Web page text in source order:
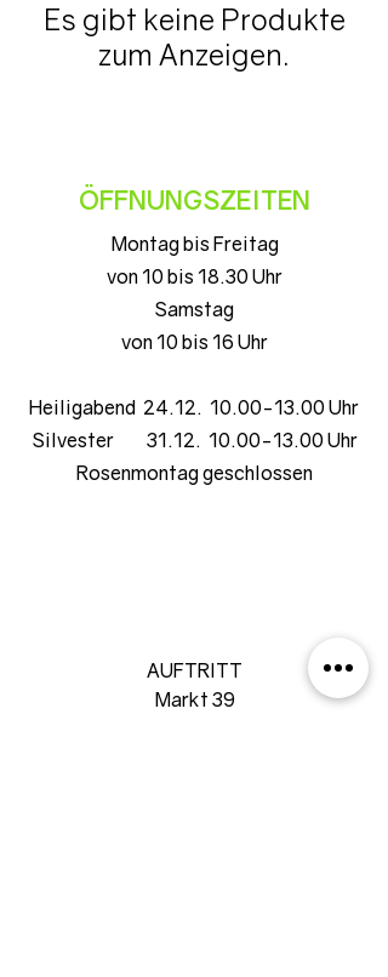
Es gibt keine Produkte
zum Anzeigen.
ÖFFNUNGSZEITEN
Montag bis Freitag
von 10 bis 18.30 Uhr
Samstag
von 10 bis 16 Uhr
Heiligabend 24.12. 10.00-13.00 Uhr
Silvester 31.12. 10.00-13.00 Uhr
Rosenmontag geschlossen
AUFTRITT
Markt 39